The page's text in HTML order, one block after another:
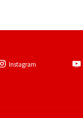
Instagram